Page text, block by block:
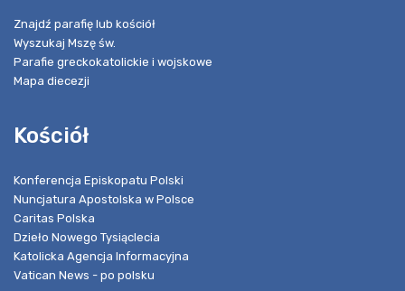
Znajdź parafię lub kościół
Wyszukaj Mszę św.
Parafie greckokatolickie i wojskowe
Mapa diecezji
Kościół
Konferencja Episkopatu Polski
Nuncjatura Apostolska w Polsce
Caritas Polska
Dzieło Nowego Tysiąclecia
Katolicka Agencja Informacyjna
Vatican News - po polsku